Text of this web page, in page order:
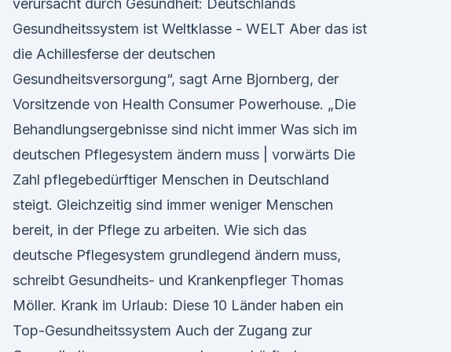
verursacht durch Gesundheit: Deutschlands
Gesundheitssystem ist Weltklasse - WELT Aber das ist
die Achillesferse der deutschen
Gesundheitsversorgung“, sagt Arne Bjornberg, der
Vorsitzende von Health Consumer Powerhouse. „Die
Behandlungsergebnisse sind nicht immer Was sich im
deutschen Pflegesystem ändern muss | vorwärts Die
Zahl pflegebedürftiger Menschen in Deutschland
steigt. Gleichzeitig sind immer weniger Menschen
bereit, in der Pflege zu arbeiten. Wie sich das
deutsche Pflegesystem grundlegend ändern muss,
schreibt Gesundheits- und Krankenpfleger Thomas
Möller. Krank im Urlaub: Diese 10 Länder haben ein
Top-Gesundheitssystem Auch der Zugang zur